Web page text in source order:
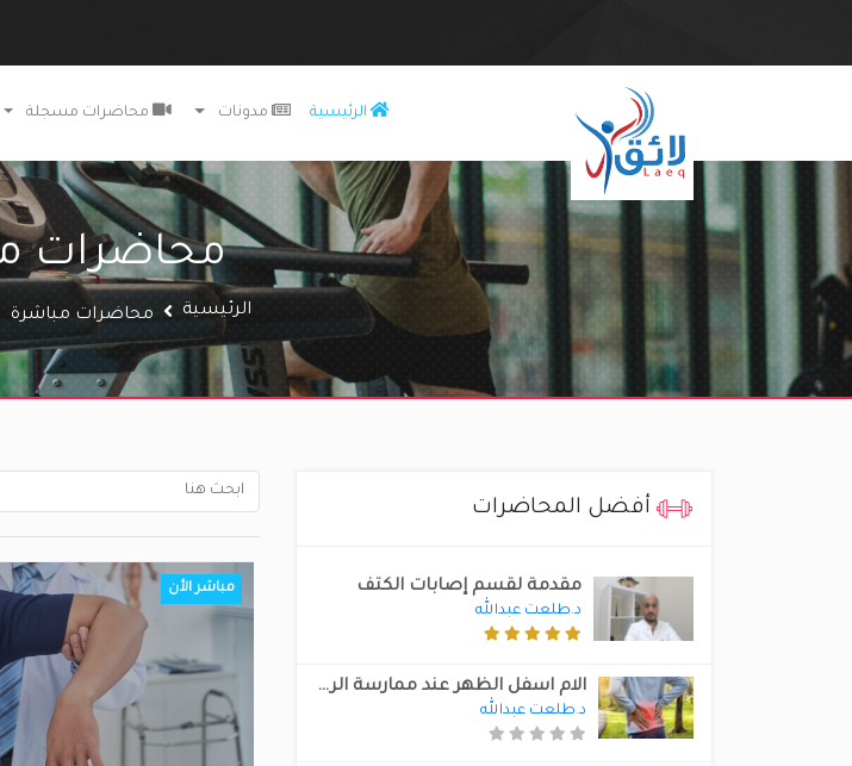
الرئيسية مدونات محاضرات مسجلة
محاضرات
الرئيسية محاضرات مباشرة
أفضل المحاضرات
مقدمة لقسم إصابات الكتف
د.طلعت عبدالله
الام اسفل الظهر عند ممارسة الرياضة
د.طلعت عبدالله
مباشر الأن